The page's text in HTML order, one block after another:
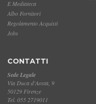
E Mediateca
Albo Fornitori
Regolamento Acquisti
Jobs
CONTATTI
Sede Legale
Via Duca d'Aosta, 9
50129 Firenze
Tel. 055 2719011